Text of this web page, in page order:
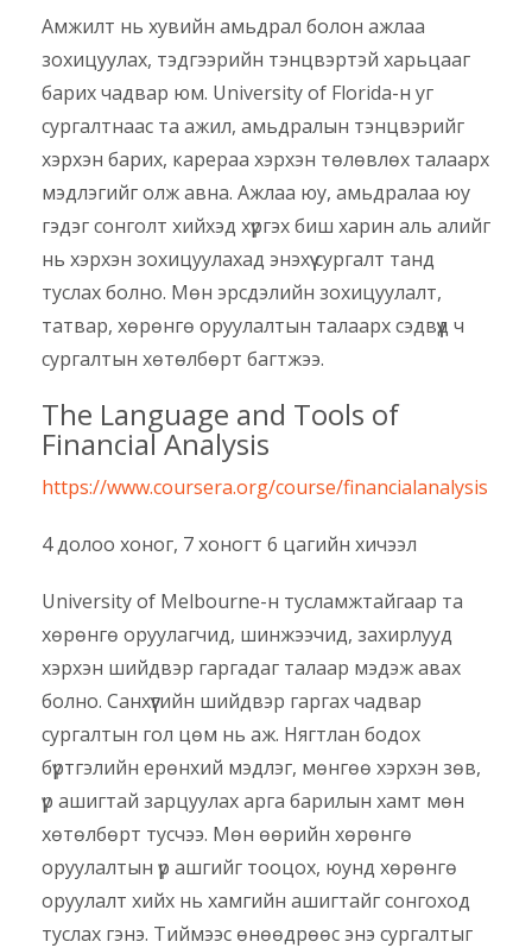
Амжилт нь хувийн амьдрал болон ажлаа
зохицуулах, тэдгээрийн тэнцвэртэй харьцааг
барих чадвар юм. University of Florida-н уг
сургалтнаас та ажил, амьдралын тэнцвэрийг
хэрхэн барих, карераа хэрхэн төлөвлөх талаарх
мэдлэгийг олж авна. Ажлаа юу, амьдралаа юу
гэдэг сонголт хийхэд хүргэх биш харин аль алийг
нь хэрхэн зохицуулахад энэхүү сургалт танд
туслах болно. Мөн эрсдэлийн зохицуулалт,
татвар, хөрөнгө оруулалтын талаарх сэдвүүд ч
сургалтын хөтөлбөрт багтжээ.
The Language and Tools of
Financial Analysis
https://www.coursera.org/course/financialanalysis
4 долоо хоног, 7 хоногт 6 цагийн хичээл
University of Melbourne-н тусламжтайгаар та
хөрөнгө оруулагчид, шинжээчид, захирлууд
хэрхэн шийдвэр гаргадаг талаар мэдэж авах
болно. Санхүүгийн шийдвэр гаргах чадвар
сургалтын гол цөм нь аж. Нягтлан бодох
бүртгэлийн ерөнхий мэдлэг, мөнгөө хэрхэн зөв,
үр ашигтай зарцуулах арга барилын хамт мөн
хөтөлбөрт тусчээ. Мөн өөрийн хөрөнгө
оруулалтын үр ашгийг тооцох, юунд хөрөнгө
оруулалт хийх нь хамгийн ашигтайг сонгоход
туслах гэнэ. Тиймээс өнөөдрөөс энэ сургалтыг